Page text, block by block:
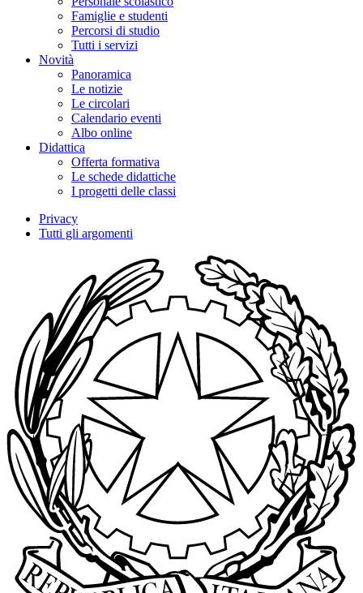
Famiglie e studenti
Percorsi di studio
Tutti i servizi
Novità
Panoramica
Le notizie
Le circolari
Calendario eventi
Albo online
Didattica
Offerta formativa
Le schede didattiche
I progetti delle classi
Privacy
Tutti gli argomenti